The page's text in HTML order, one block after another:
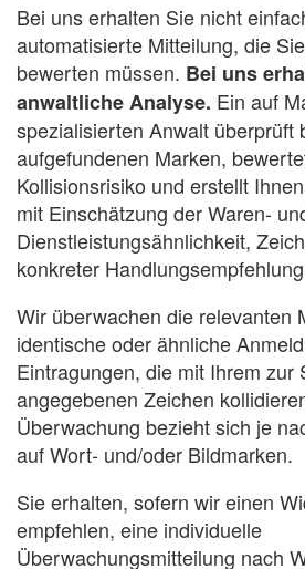
Bei uns erhalten Sie nicht
automatisierte Mitteilung, die
bewerten müssen. Bei uns
anwaltliche Analyse. Ein auf
spezialisierten Anwalt überprüft
aufgefundenen Marken,
Kollisionsrisiko und erstellt
mit Einschätzung der Waren-
Dienstleistungsähnlichkeit,
konkreter
Wir überwachen die relevanten
identische oder ähnliche
Eintragungen, die mit Ihrem zur
angegebenen Zeichen
Überwachung bezieht sich je
auf Wort- und/oder Bildmarken.
Sie erhalten, sofern wir einen
empfehlen, eine individuelle
Überwachungsmitteilung nach